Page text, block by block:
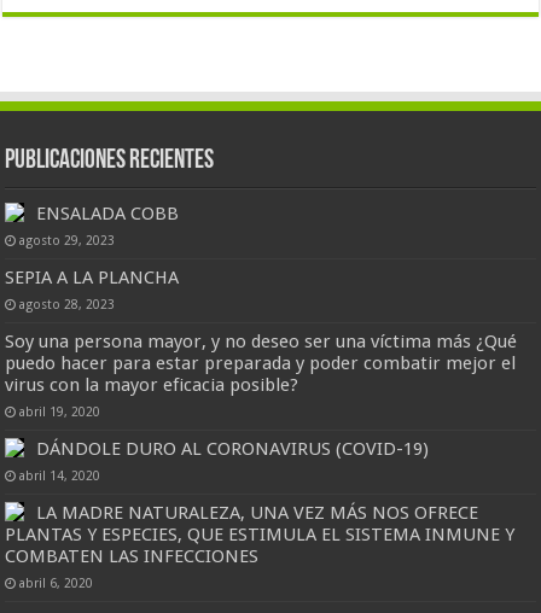
Publicaciones Recientes
ENSALADA COBB
agosto 29, 2023
SEPIA A LA PLANCHA
agosto 28, 2023
Soy una persona mayor, y no deseo ser una víctima más ¿Qué
puedo hacer para estar preparada y poder combatir mejor el
virus con la mayor eficacia posible?
abril 19, 2020
DÁNDOLE DURO AL CORONAVIRUS (COVID-19)
abril 14, 2020
LA MADRE NATURALEZA, UNA VEZ MÁS NOS OFRECE
PLANTAS Y ESPECIES, QUE ESTIMULA EL SISTEMA INMUNE Y
COMBATEN LAS INFECCIONES
abril 6, 2020